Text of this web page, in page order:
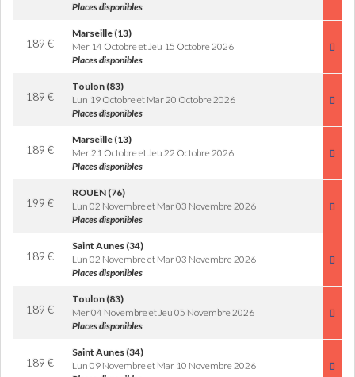
Places disponibles
189 €
Marseille (13)
Mer 14 Octobre et Jeu 15 Octobre 2026
Places disponibles
189 €
Toulon (83)
Lun 19 Octobre et Mar 20 Octobre 2026
Places disponibles
189 €
Marseille (13)
Mer 21 Octobre et Jeu 22 Octobre 2026
Places disponibles
199 €
ROUEN (76)
Lun 02 Novembre et Mar 03 Novembre 2026
Places disponibles
189 €
Saint Aunes (34)
Lun 02 Novembre et Mar 03 Novembre 2026
Places disponibles
189 €
Toulon (83)
Mer 04 Novembre et Jeu 05 Novembre 2026
Places disponibles
189 €
Saint Aunes (34)
Lun 09 Novembre et Mar 10 Novembre 2026